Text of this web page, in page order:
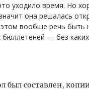
уходило время. Но
она решалась
вообще речь быть
— без
был составлен,